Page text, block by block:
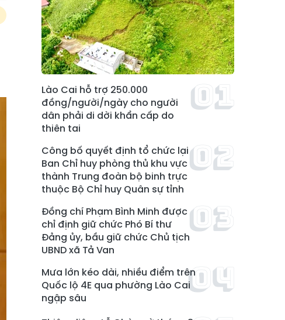
Lào Cai hỗ trợ 250.000
đồng/người/ngày cho người
dân phải di dời khẩn cấp do
thiên tai
Công bố quyết định tổ chức lại
Ban Chỉ huy phòng thủ khu vực
thành Trung đoàn bộ binh trực
thuộc Bộ Chỉ huy Quân sự tỉnh
Đồng chí Phạm Bình Minh được
chỉ định giữ chức Phó Bí thư
Đảng ủy, bầu giữ chức Chủ tịch
UBND xã Tả Van
Mưa lớn kéo dài, nhiều điểm trên
Quốc lộ 4E qua phường Lào Cai
ngập sâu